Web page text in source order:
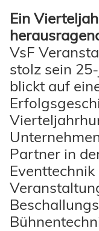
Ein
VsF
stolz sein
blickt auf
Partner in